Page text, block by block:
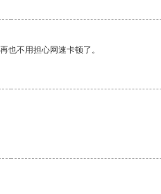
也不用担心网速卡顿了。